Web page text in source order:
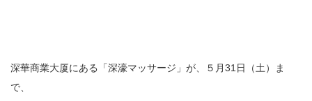
深華商業大厦にある「深濠マッサージ」が、５月31日（土）ま
で、